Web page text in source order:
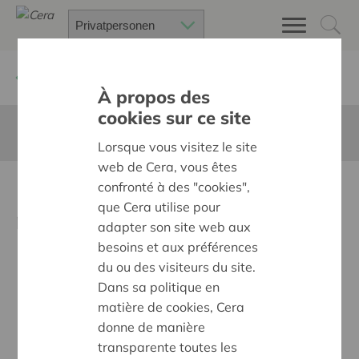
Un coup de pouce aux
réfugiés
À propos des
cookies sur ce site
Lorsque vous visitez le site
web de Cera, vous êtes
confronté à des "cookies",
que Cera utilise pour
adapter son site web aux
besoins et aux préférences
du ou des visiteurs du site.
Dans sa politique en
matière de cookies, Cera
donne de manière
transparente toutes les